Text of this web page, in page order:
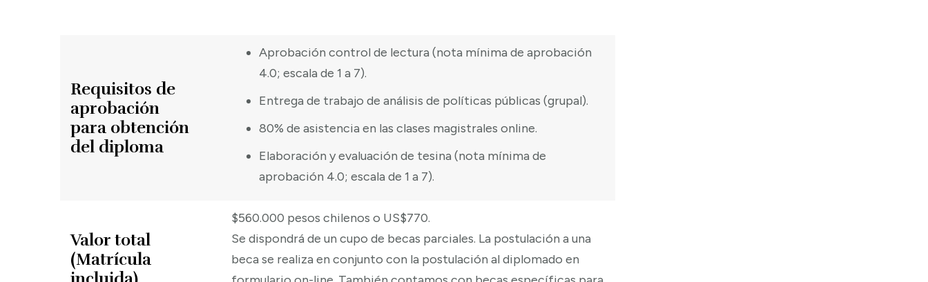
Requisitos de
aprobación
para obtención
del diploma
Aprobación control de lectura (nota mínima de aprobación
4.0; escala de 1 a 7).
Entrega de trabajo de análisis de políticas públicas (grupal).
80% de asistencia en las clases magistrales online.
Elaboración y evaluación de tesina (nota mínima de
aprobación 4.0; escala de 1 a 7).
Valor total
(Matrícula
$560.000 pesos chilenos o US$770.
Se dispondrá de un cupo de becas parciales. La postulación a una
beca se realiza en conjunto con la postulación al diplomado en